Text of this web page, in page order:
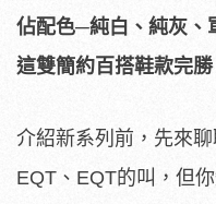
佔配色─純白、純灰、
這雙簡約百搭鞋款完勝
介紹新系列前，先來
EQT、EQT的叫，但